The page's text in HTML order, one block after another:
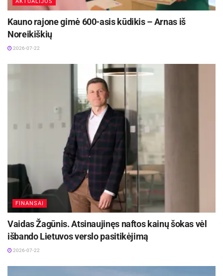
Kauno rajone gimė 600-asis kūdikis – Arnas iš
Noreikiškių
2026-07-22
FINANSAI
Vaidas Žagūnis. Atsinaujinęs naftos kainų šokas vėl
išbando Lietuvos verslo pasitikėjimą
2026-07-22